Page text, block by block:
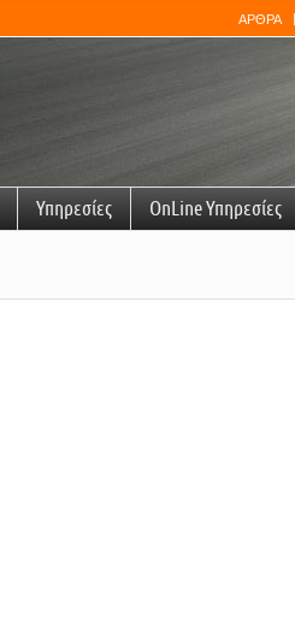
ΑΡΘΡΑ
Υπηρεσίες OnLine Υπηρεσίες